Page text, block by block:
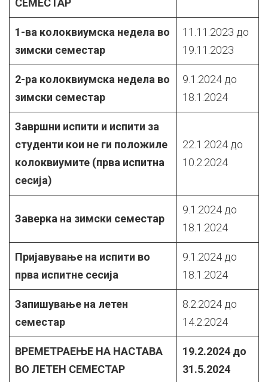
СЕМЕСТАР
1-ва колоквиумска недела во
зимски семестар
11.11.2023 до
19.11.2023
2-ра колоквиумска недела во
зимски семестар
9.1.2024 до
18.1.2024
Завршни испити и испити за
студенти кои не ги положиле
колоквиумите (прва испитна
сесија)
22.1.2024 до
10.2.2024
Заверка на зимски семестар
9.1.2024 до
18.1.2024
Пријавување на испити во
прва испитне сесија
9.1.2024 до
18.1.2024
Запишување на летен
семестар
8.2.2024 до
14.2.2024
ВРЕМЕТРАЕЊЕ НА НАСТАВА
ВО ЛЕТЕН СЕМЕСТАР
19.2.2024 до
31.5.2024